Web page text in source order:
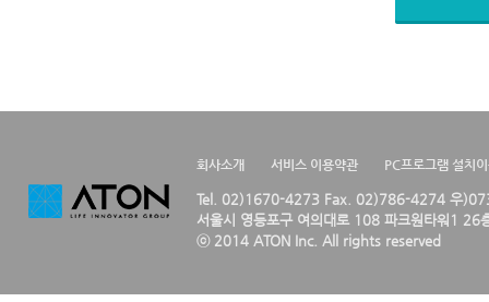
회사소개 서비스 이용약관 PC프로그램 설치
Tel. 02)1670-4273 Fax. 02)786-4274 우
서울시 영등포구 여의대로 108 파크원타워1 26
ⓒ 2014 ATON Inc. All rights reserved